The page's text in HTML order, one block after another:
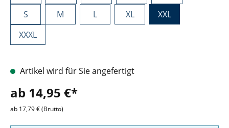
S
M L XL
XXL
XXXL
Artikel wird für Sie angefertigt
ab 14,95 €*
ab 17,79 € (Brutto)